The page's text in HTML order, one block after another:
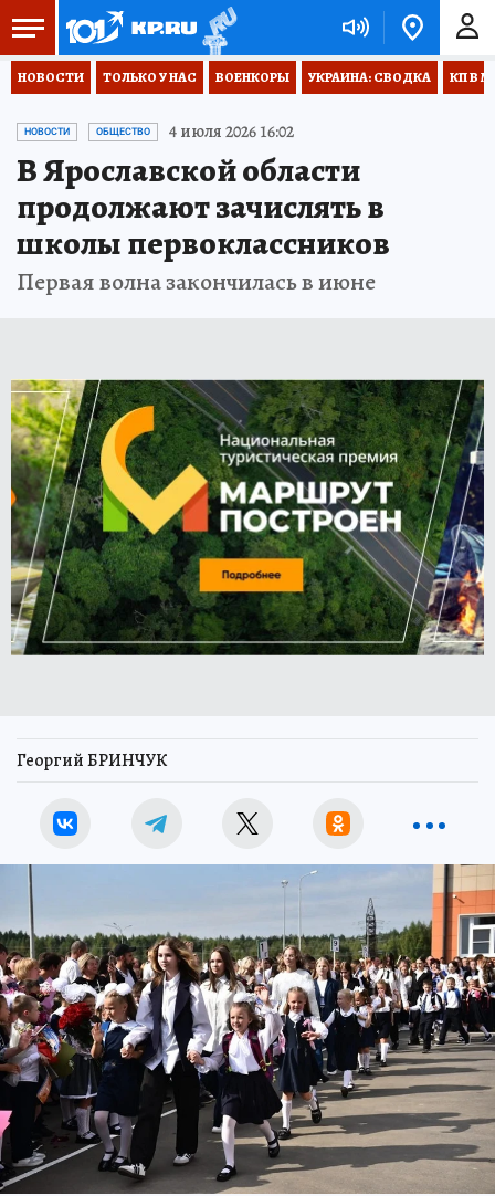
НОВОСТИ ТОЛЬКО У НАС ВОЕНКОРЫ УКРАИНА: СВОДКА КП В
НОВОСТИ ОБЩЕСТВО 4 июля 2026 16:02
В Ярославской области
продолжают зачислять в
школы первоклассников
Первая волна закончилась в июне
Георгий БРИНЧУК